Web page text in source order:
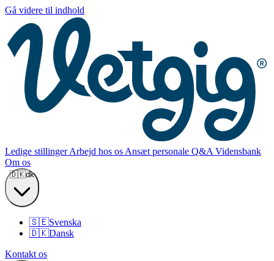
Gå videre til indhold
Ledige stillingerArbejd hos os Ansæt personale Q&A Vidensbank
Om os
🇩🇰dk
🇸🇪Svenska
🇩🇰Dansk
Kontakt os